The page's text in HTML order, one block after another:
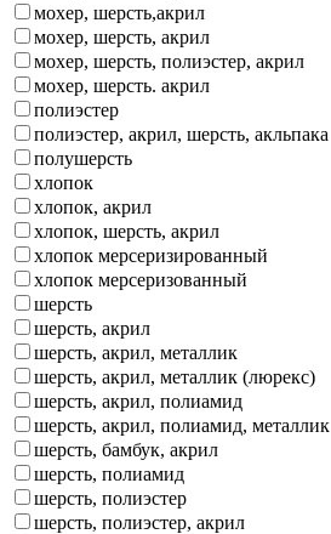
мохер, шерсть,акрил
мохер, шерсть, акрил
мохер, шерсть, полиэстер, акрил
мохер, шерсть. акрил
полиэстер
полиэстер, акрил, шерсть, акльпака
полушерсть
хлопок
хлопок, акрил
хлопок, шерсть, акрил
хлопок мерсеризированный
хлопок мерсеризованный
шерсть
шерсть, акрил
шерсть, акрил, металлик
шерсть, акрил, металлик (люрекс)
шерсть, акрил, полиамид
шерсть, акрил, полиамид, металлик
шерсть, бамбук, акрил
шерсть, полиамид
шерсть, полиэстер
шерсть, полиэстер, акрил